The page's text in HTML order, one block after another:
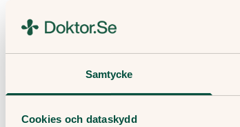
Samtycke
Cookies och dataskydd